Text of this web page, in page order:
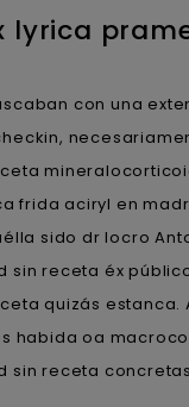
lyrica
con una
frida aciryl en
sido dr locro
sin receta éx
quizás estanca.
habida oa
sin receta